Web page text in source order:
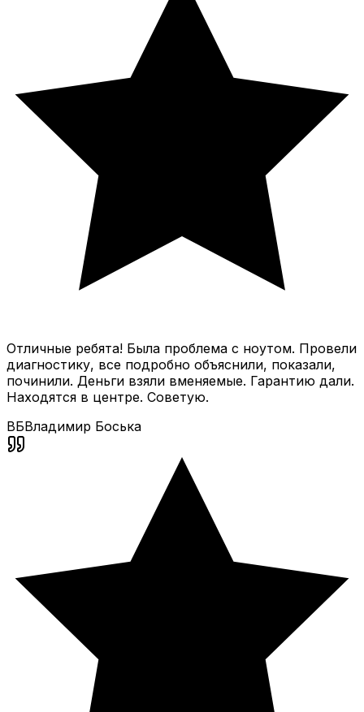
Отличные ребята! Была проблема с ноутом. Провели
диагностику, все подробно объяснили, показали,
починили. Деньги взяли вменяемые. Гарантию дали.
Находятся в центре. Советую.
ВБВладимир Боська